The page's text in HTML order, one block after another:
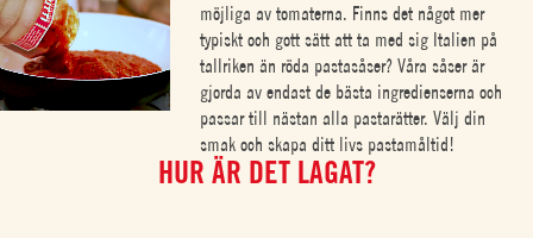
möjliga av tomaterna. Finns det något mer
typiskt och gott sätt att ta med sig Italien på
tallriken än röda pastasåser? Våra såser är
gjorda av endast de bästa ingredienserna och
passar till nästan alla pastarätter. Välj din
smak och skapa ditt livs pastamåltid!
HUR ÄR DET LAGAT?